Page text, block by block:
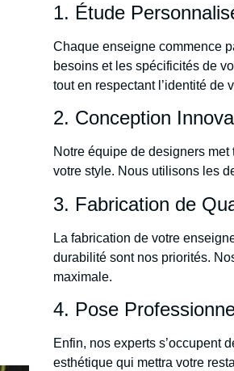
1. Étude
Chaque enseigne commence
besoins et les spécificités de
tout en respectant l’identité de
2. Conception
Notre équipe de designers
votre style. Nous utilisons les
3. Fabrication de
La fabrication de votre
durabilité sont nos priorités.
maximale.
4. Pose
Enfin, nos experts s’occupent
esthétique qui mettra votre